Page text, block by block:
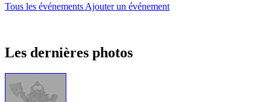
Tous les événements Ajouter un événement
Les dernières photos